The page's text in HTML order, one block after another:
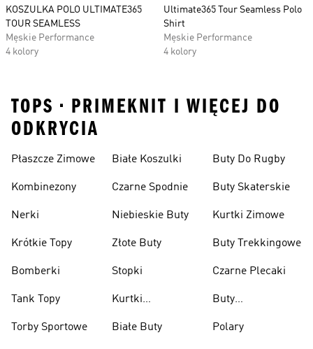
KOSZULKA POLO ULTIMATE365
TOUR SEAMLESS
Męskie Performance
4 kolory
Ultimate365 Tour Seamless Polo
Shirt
Męskie Performance
4 kolory
TOPS • PRIMEKNIT I WIĘCEJ DO
ODKRYCIA
Płaszcze Zimowe
Kombinezony
Nerki
Krótkie Topy
Bomberki
Tank Topy
Torby Sportowe
Białe Koszulki
Czarne Spodnie
Niebieskie Buty
Złote Buty
Stopki
Kurtki
Białe Buty
Buty Do Rugby
Buty Skaterskie
Kurtki Zimowe
Buty Trekkingowe
Czarne Plecaki
Buty
Polary